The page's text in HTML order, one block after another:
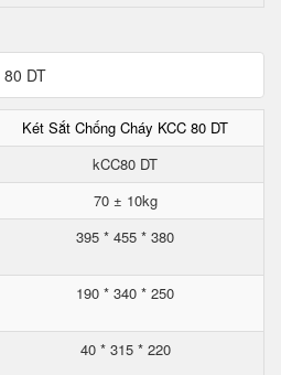
Két Sắt Chống Cháy KCC 80 DT
kCC80 DT
70 ± 10kg
395 * 455 * 380
190 * 340 * 250
40 * 315 * 220